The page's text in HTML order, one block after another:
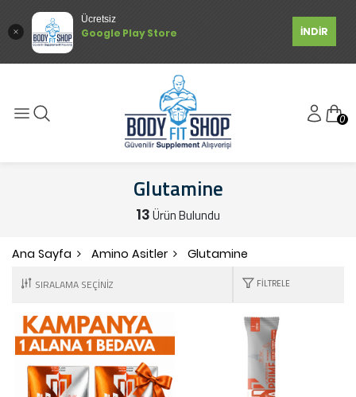
Ücretsiz
Google Play Store İNDİR
0
Glutamine
13Ürün Bulundu
Ana Sayfa Amino Asitler Glutamine
FILTRELE